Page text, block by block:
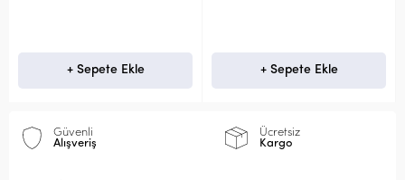
+ Sepete Ekle + Sepete Ekle
Güvenli
Alışveriş
Ücretsiz
Kargo